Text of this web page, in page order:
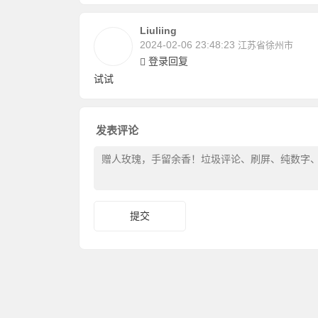
Liuliing
2024-02-06 23:48:23 江苏省徐州市
登录回复
试试
发表评论